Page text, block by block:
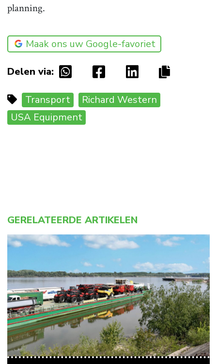
planning.
Maak ons uw Google-favoriet
Delen via:
Transport
Richard Western
USA Equipment
GERELATEERDE ARTIKELEN